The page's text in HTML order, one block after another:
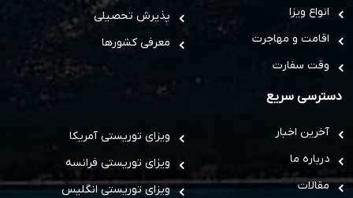
انواع ویزا
اقامت و مهاجرت
وقت سفارت
پذیرش تحصیلی
معرفی کشورها
دسترسی سریع
آخرین اخبار
درباره ما
مقالات
ویزای توریستی آمریکا
ویزای توریستی فرانسه
ویزای توریستی انگلیس